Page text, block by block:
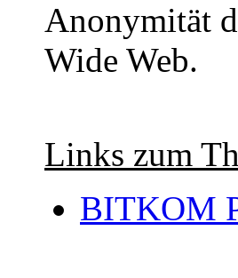
Anonymität
Wide Web.
Links zum
BITKOM